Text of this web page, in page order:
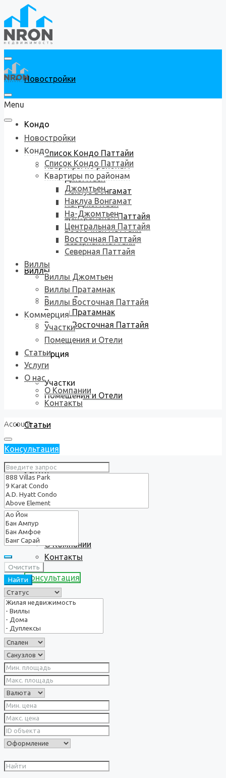
Новостройки
Кондо
Список Кондо Паттайи
Квартиры по районам
Джомтьен
Наклуа Вонгамат
На-Джомтьен
Центральная Паттайя
Восточная Паттайя
Северная Паттайя
Виллы
Виллы Джомтьен
Виллы Пратамнак
Виллы Восточная Паттайя
Коммерция
Участки
Помещения и Отели
Статьи
Услуги
О нас
О Компании
Контакты
Консультация
Menu
Новостройки
Кондо
Список Кондо Паттайи
Квартиры по районам
Джомтьен
Наклуа Вонгамат
На-Джомтьен
Центральная Паттайя
Восточная Паттайя
Северная Паттайя
Виллы
Виллы Джомтьен
Виллы Пратамнак
Виллы Восточная Паттайя
Коммерция
Участки
Помещения и Отели
Статьи
Услуги
О нас
О Компании
Контакты
Account
Консультация
Очистить
Найти